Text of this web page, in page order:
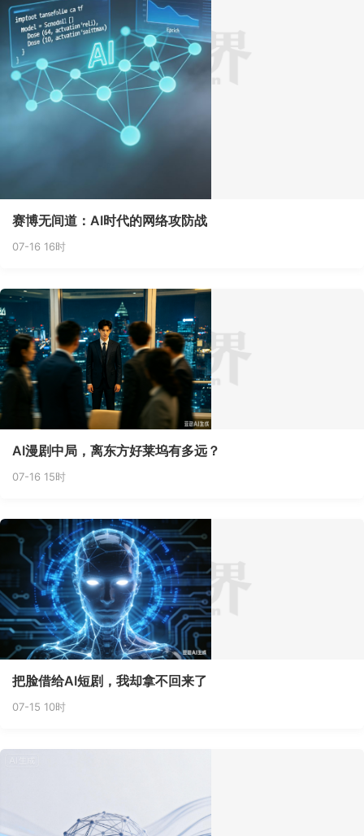
赛博无间道：AI时代的网络攻防战
07-16 16时
AI漫剧中局，离东方好莱坞有多远？
07-16 15时
把脸借给AI短剧，我却拿不回来了
07-15 10时